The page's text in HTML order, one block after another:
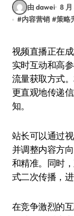
由 dawei 8
#内容营销 #策略
视频直播正在成为内容营销领域的重要工具，它以
实时互动和高
流量获取方式
更直观地传递
知。
站长可以通过
并调整内容方
和精准。同时
式二次传播，
在竞争激烈的